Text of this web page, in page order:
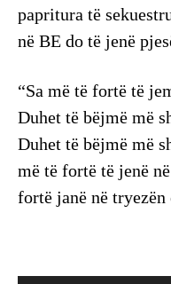
papritura të
në BE do të jenë
“Sa më të fortë të
Duhet të bëjmë më
Duhet të bëjmë më
më të fortë të jenë
fortë janë në